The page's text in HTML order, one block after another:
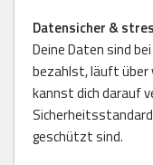
Datensicher &
Deine Daten sind
bezahlst, läuft über
kannst dich darauf
geschützt sind.